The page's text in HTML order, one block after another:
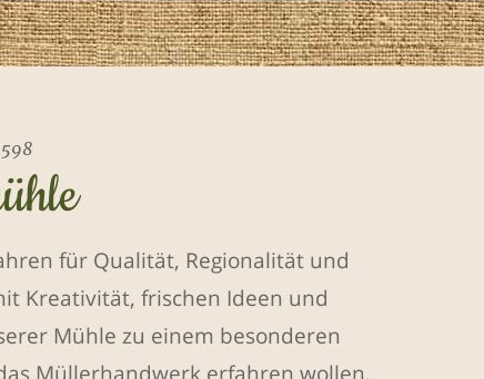
für Qualität, Regionalität und
Kreativität, frischen Ideen und
Mühle zu einem besonderen